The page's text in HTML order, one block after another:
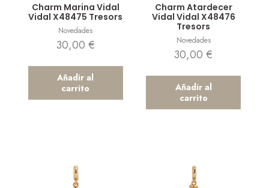
Charm Marina Vidal
Vidal X48475 Tresors
Novedades
30,00 €
Añadir al
carrito
Charm Atardecer
Vidal Vidal X48476
Tresors
Novedades
30,00€
Añadir al
carrito